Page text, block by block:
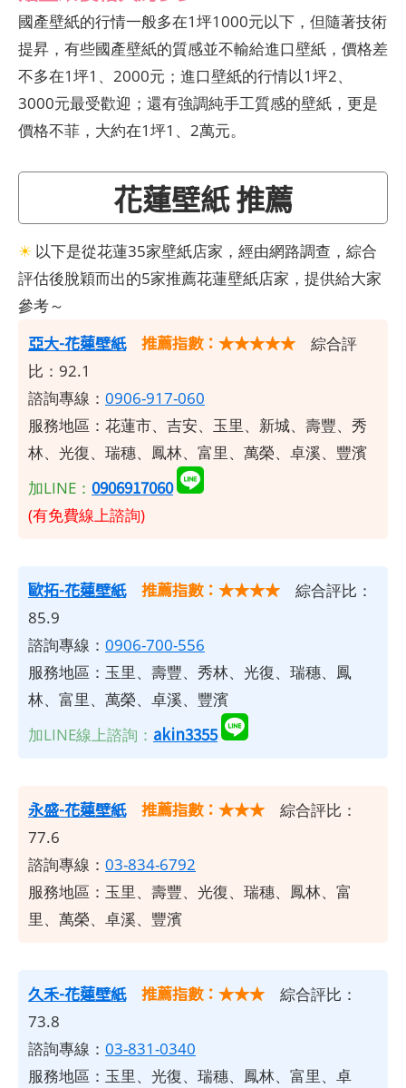
國產壁紙的行情一般多在1坪1000元以下，但隨著技術
提昇，有些國產壁紙的質感並不輸給進口壁紙，價格差
不多在1坪1、2000元；進口壁紙的行情以1坪2、
3000元最受歡迎；還有強調純手工質感的壁紙，更是
價格不菲，大約在1坪1、2萬元。
花蓮壁紙 推薦
☀ 以下是從花蓮35家壁紙店家，經由網路調查，綜合
評估後脫穎而出的5家推薦花蓮壁紙店家，提供給大家
參考～
亞大-花蓮壁紙 推薦指數：★★★★★ 綜合評
比：92.1
諮詢專線： 0906-917-060
服務地區：花蓮市、吉安、玉里、新城、壽豐、秀
林、光復、瑞穗、鳳林、富里、萬榮、卓溪、豐濱
加LINE： 0906917060
(有免費線上諮詢)
歐拓-花蓮壁紙 推薦指數：★★★★ 綜合評比：
85.9
諮詢專線： 0906-700-556
服務地區：玉里、壽豐、秀林、光復、瑞穗、鳳
林、富里、萬榮、卓溪、豐濱
加LINE線上諮詢： akin3355
永盛-花蓮壁紙 推薦指數：★★★ 綜合評比：
77.6
諮詢專線： 03-834-6792
服務地區：玉里、壽豐、光復、瑞穗、鳳林、富
里、萬榮、卓溪、豐濱
久禾-花蓮壁紙 推薦指數：★★★ 綜合評比：
73.8
諮詢專線： 03-831-0340
服務地區：玉里、光復、瑞穗、鳳林、富里、卓